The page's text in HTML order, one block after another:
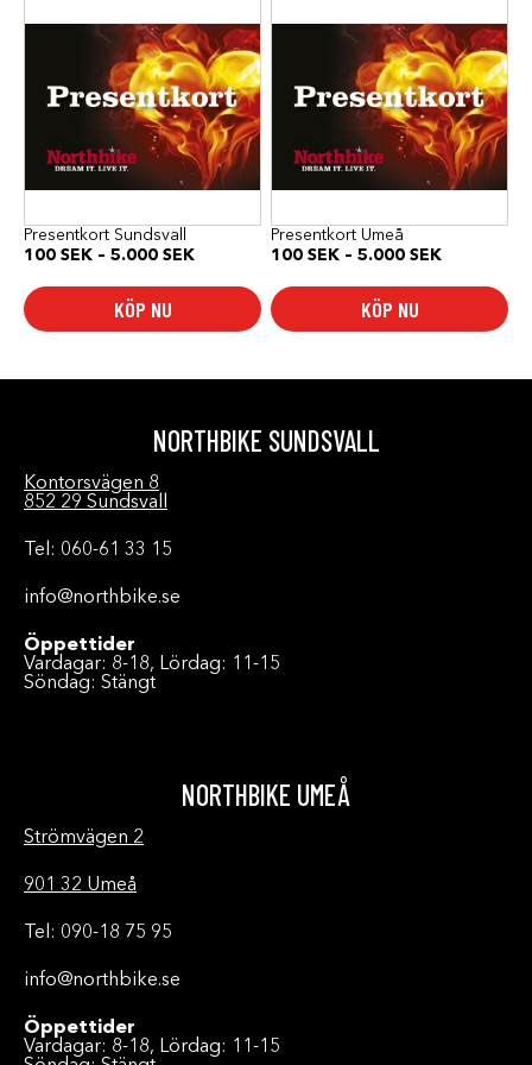
Presentkort Sundsvall
100 SEK – 5.000 SEKPrisintervall:
5.000 SEK
KÖP NU
produkten
varianter.
De
alternativen
kan
väljas
produktsidan
Presentkort Umeå
100 SEK – 5.000 SEK
5.000 SEK
KÖP NU
produkten
varianter.
De
alternativen
kan
väljas
produktsidan
NORTHBIKE SUNDSVALL
Kontorsvägen 8
852 29 Sundsvall
Tel: 060-61 33 15
info@northbike.se
Öppettider
Vardagar: 8-18, Lördag: 11-15
Söndag: Stängt
NORTHBIKE UMEÅ
Strömvägen 2
901 32 Umeå
Tel: 090-18 75 95
info@northbike.se
Öppettider
Vardagar: 8-18, Lördag: 11-15